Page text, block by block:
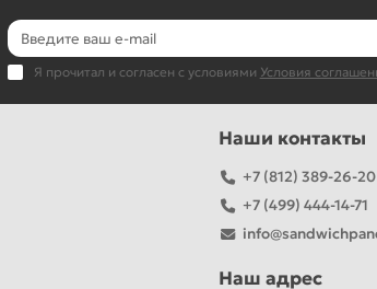
Я прочитал и согласен с условиями Условия
Наши контакты
+7 (812) 389-26-20
+7 (499) 444-14-71
Наш адрес